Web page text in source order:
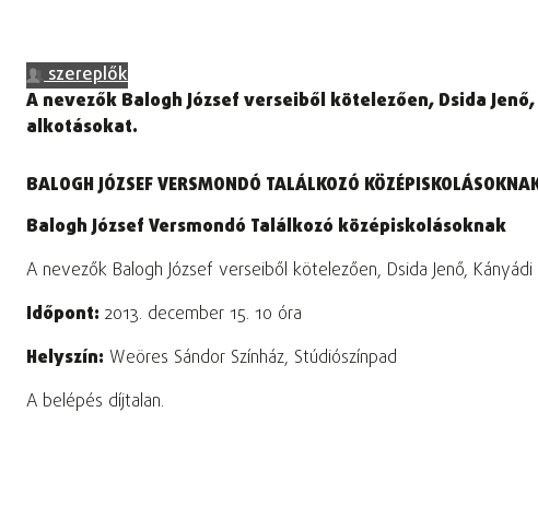
szereplők
A nevezők Balogh József verseiből kötelezően, Dsida
alkotásokat.
BALOGH JÓZSEF VERSMONDÓ TALÁLKOZÓ
Balogh József Versmondó Találkozó középiskolásoknak
A nevezők Balogh József verseiből kötelezően, Dsida Jenő,
Időpont: 2013. december 15. 10 óra
Helyszín: Weöres Sándor Színház, Stúdiószínpad
A belépés díjtalan.